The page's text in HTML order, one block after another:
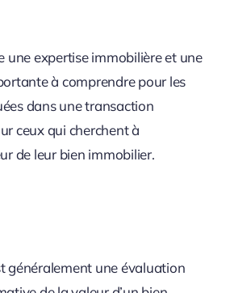
une expertise immobilière et une
à comprendre pour les
dans une transaction
ceux qui cherchent à
de leur bien immobilier.
généralement une évaluation